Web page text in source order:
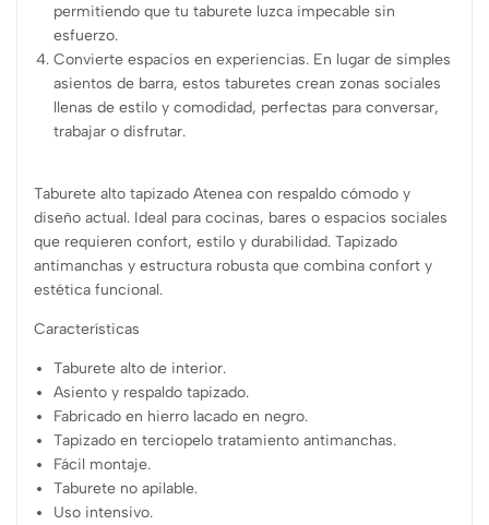
permitiendo que tu taburete luzca impecable sin
esfuerzo.
Convierte espacios en experiencias. En lugar de simples
asientos de barra, estos taburetes crean zonas sociales
llenas de estilo y comodidad, perfectas para conversar,
trabajar o disfrutar.
Taburete alto tapizado Atenea con respaldo cómodo y
diseño actual. Ideal para cocinas, bares o espacios sociales
que requieren confort, estilo y durabilidad. Tapizado
antimanchas y estructura robusta que combina confort y
estética funcional.
Características
Taburete alto de interior.
Asiento y respaldo tapizado.
Fabricado en hierro lacado en negro.
Tapizado en terciopelo tratamiento antimanchas.
Fácil montaje.
Taburete no apilable.
Uso intensivo.